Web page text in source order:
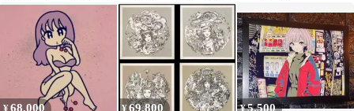
ア 絵画
真ポスターフレーム付
き２点セット』
¥68,000 ¥69,800 ¥5,500